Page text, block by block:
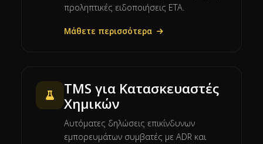
προληπτικές ειδοποιήσεις ETA.
Μάθετε περισσότερα
TMS για Κατασκευαστές
Χημικών
Αυτόματες δηλώσεις επικίνδυνων
εμπορευμάτων συμβατές με ADR και